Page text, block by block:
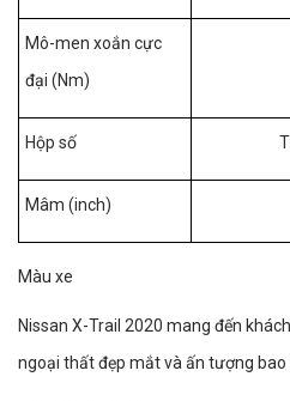
Mô-men xoắn cực
đại (Nm)
Hộp số
Mâm (inch)
Màu xe
Nissan X-Trail 2020 mang đến
ngoại thất đẹp mắt và ấn tượng bao